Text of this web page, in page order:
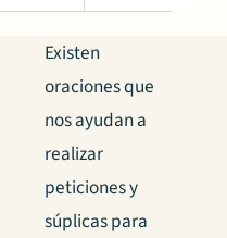
Existen
oraciones que
nos ayudan a
realizar
peticiones y
súplicas para